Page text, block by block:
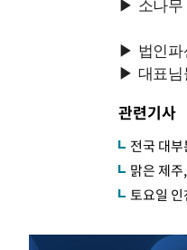
관련기사
전국 대
맑은 제
토요일